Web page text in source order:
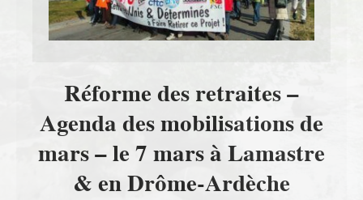
Réforme des retraites –
Agenda des mobilisations de
mars – le 7 mars à Lamastre
& en Drôme-Ardèche